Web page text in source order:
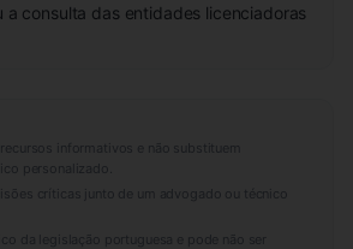
a consulta das entidades licenciadoras
informativos e não substituem
personalizado.
críticas junto de um advogado ou técnico
da legislação portuguesa e pode não ser